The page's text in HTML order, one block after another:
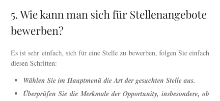
5. Wie kann man sich für Stellenangebote
bewerben?
Es ist sehr einfach, sich für eine Stelle zu bewerben, folgen Sie einfach
diesen Schritten:
Wählen Sie im Hauptmenü die Art der gesuchten Stelle aus.
Überprüfen Sie die Merkmale der Opportunity, insbesondere, ob